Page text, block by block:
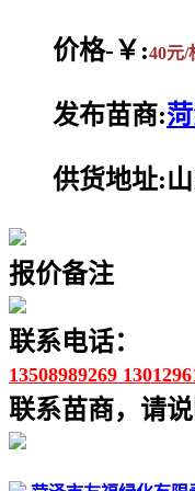
价格-￥:40元/
发布苗商:
供货地址:
报价备注
联系电话：
13508989269
联系苗商，请